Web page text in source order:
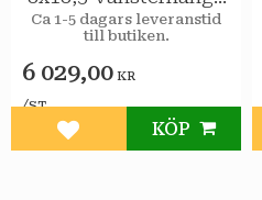
STAR Varmförråd
Sport 2-glas
Ca 1-5 dagars leveranstid
till butiken.
6 029,00 KR
/ST
Lägg till i favoriter
KÖP